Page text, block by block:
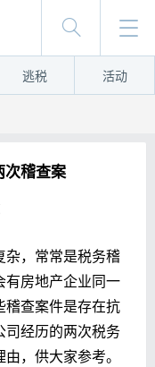
逃税 活动
次稽查案
杂，常常是税务稽
有房地产企业同一
稽查案件是存在抗
司经历的两次税务
，供大家参考。